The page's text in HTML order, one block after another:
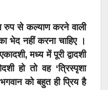
रुप से कल्याण करने वाली
नहीं करना चाहिए ।
मध्य में पूरी द्वादशी
हो तो वह ‘त्रिस्पृशा
को बहुत ही प्रिय है